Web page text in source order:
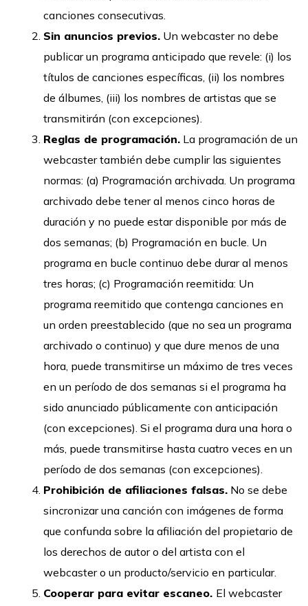
canciones consecutivas.
Sin anuncios previos. Un webcaster no debe
publicar un programa anticipado que revele: (i) los
títulos de canciones específicas, (ii) los nombres
de álbumes, (iii) los nombres de artistas que se
transmitirán (con excepciones).
Reglas de programación. La programación de un
webcaster también debe cumplir las siguientes
normas: (a) Programación archivada. Un programa
archivado debe tener al menos cinco horas de
duración y no puede estar disponible por más de
dos semanas; (b) Programación en bucle. Un
programa en bucle continuo debe durar al menos
tres horas; (c) Programación reemitida: Un
programa reemitido que contenga canciones en
un orden preestablecido (que no sea un programa
archivado o continuo) y que dure menos de una
hora, puede transmitirse un máximo de tres veces
en un período de dos semanas si el programa ha
sido anunciado públicamente con anticipación
(con excepciones). Si el programa dura una hora o
más, puede transmitirse hasta cuatro veces en un
período de dos semanas (con excepciones).
Prohibición de afiliaciones falsas. No se debe
sincronizar una canción con imágenes de forma
que confunda sobre la afiliación del propietario de
los derechos de autor o del artista con el
webcaster o un producto/servicio en particular.
Cooperar para evitar escaneo. El webcaster